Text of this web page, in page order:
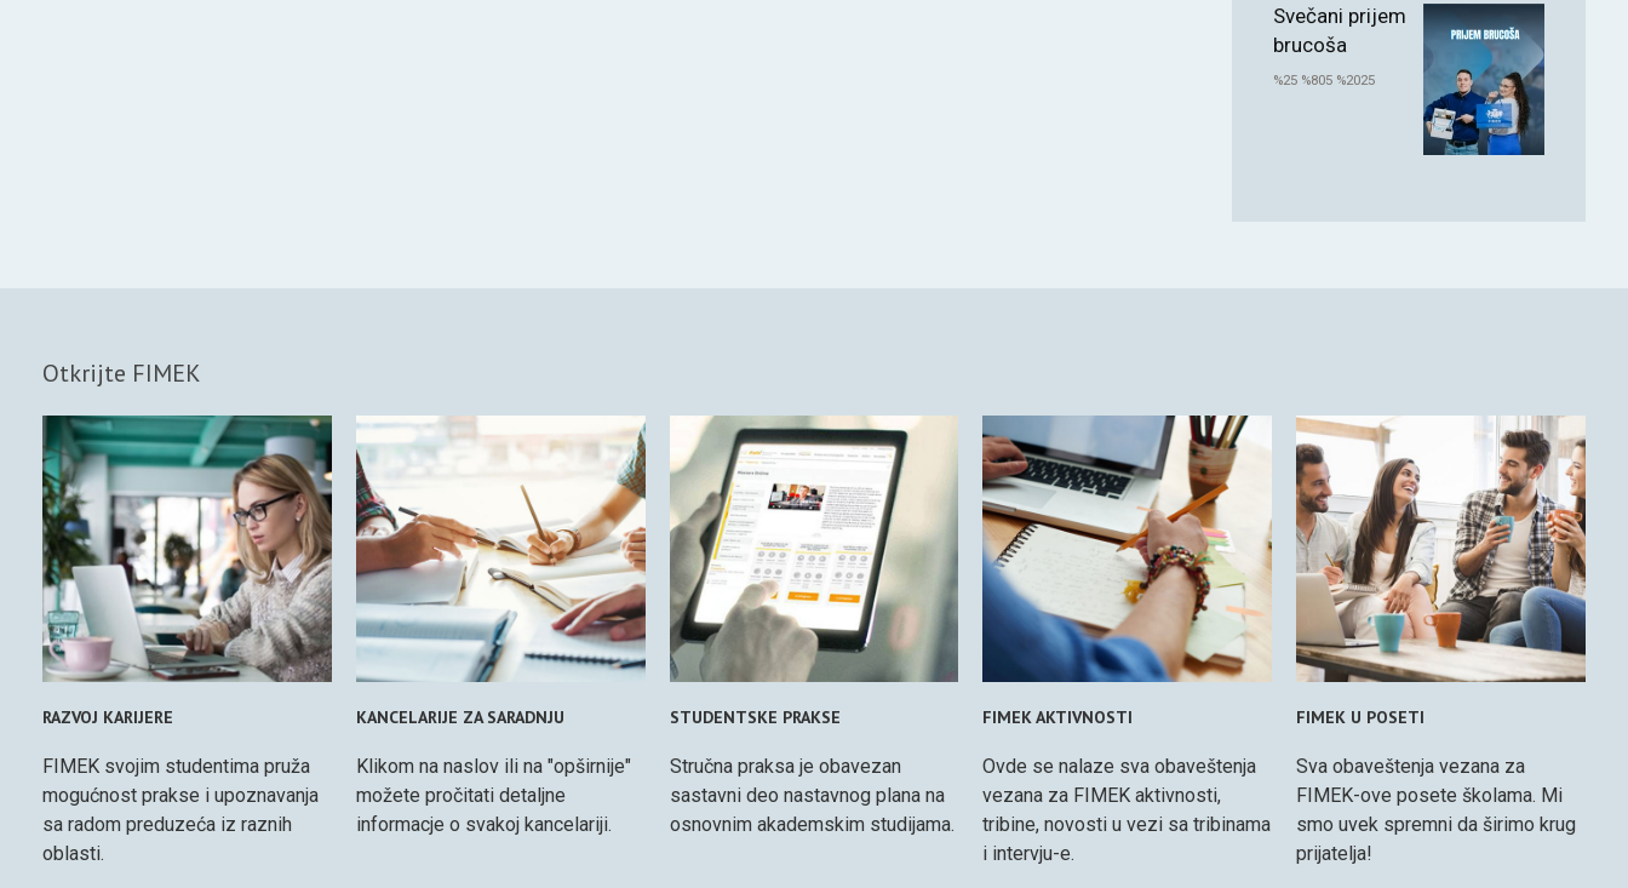
Svečani prijem
brucoša
%25 %805 %2025
Otkrijte FIMEK
RAZVOJ KARIJERE
FIMEK svojim studentima pruža
mogućnost prakse i upoznavanja
sa radom preduzeća iz raznih
oblasti.
KANCELARIJE ZA SARADNJU
Klikom na naslov ili na "opširnije"
možete pročitati detaljne
informacje o svakoj kancelariji.
STUDENTSKE PRAKSE
Stručna praksa je obavezan
sastavni deo nastavnog plana na
osnovnim akademskim studijama.
FIMEK AKTIVNOSTI
Ovde se nalaze sva obaveštenja
vezana za FIMEK aktivnosti,
tribine, novosti u vezi sa tribinama
i intervju-e.
FIMEK U POSETI
Sva obaveštenja vezana za
FIMEK-ove posete školama. Mi
smo uvek spremni da širimo krug
prijatelja!